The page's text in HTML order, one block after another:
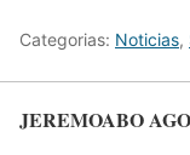
Categorias: Noticias,
JEREMOABO